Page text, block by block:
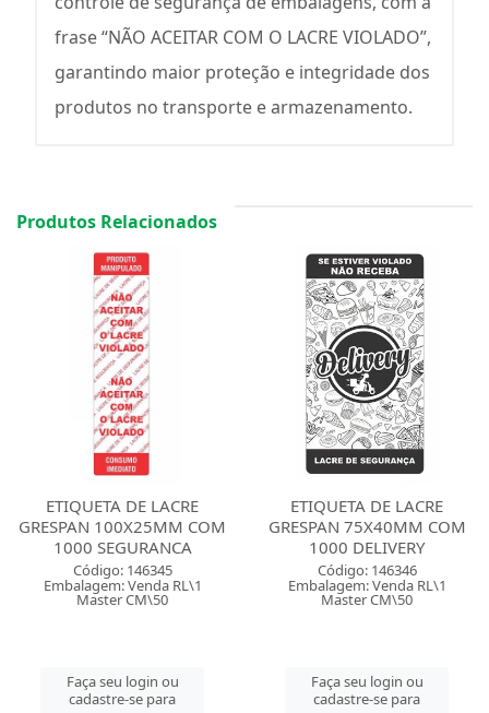
frase “NÃO ACEITAR COM O LACRE VIOLADO”,
garantindo maior proteção e integridade dos
produtos no transporte e armazenamento.
Produtos Relacionados
ETIQUETA DE LACRE
GRESPAN 100X25MM COM
1000 SEGURANCA
Código: 146345
Embalagem: Venda RL\1
Master CM\50
Faça seu login ou
cadastre-se para
ETIQUETA DE LACRE
GRESPAN 75X40MM COM
1000 DELIVERY
Código: 146346
Embalagem: Venda RL\1
Master CM\50
Faça seu login ou
cadastre-se para